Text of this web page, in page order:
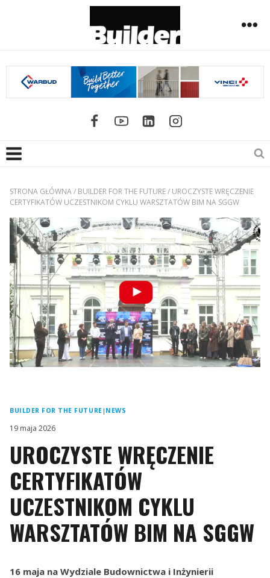
STRONA GŁÓWNA/ BUILDER FOR THE FUTURE/ UROCZYSTE WRĘCZENIE
CERTYFIKATÓW UCZESTNIKOM CYKLU WARSZTATÓW BIM NA SGGW
BUILDER FOR THE FUTURE | NEWS
19 maja 2026
UROCZYSTE WRĘCZENIE
CERTYFIKATÓW
UCZESTNIKOM CYKLU
WARSZTATÓW BIM NA SGGW
16 maja na Wydziale Budownictwa i Inżynierii